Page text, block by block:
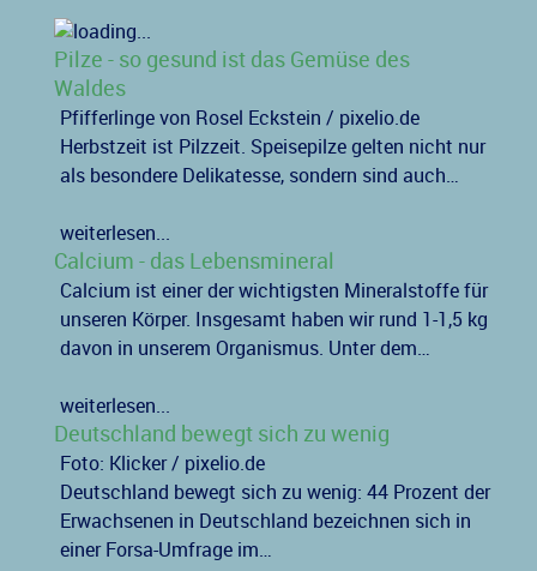
Pilze - so gesund ist das Gemüse des
Waldes
Pfifferlinge von Rosel Eckstein / pixelio.de
Herbstzeit ist Pilzzeit. Speisepilze gelten nicht nur
als besondere Delikatesse, sondern sind auch…
weiterlesen...
Calcium - das Lebensmineral
Calcium ist einer der wichtigsten Mineralstoffe für
unseren Körper. Insgesamt haben wir rund 1-1,5 kg
davon in unserem Organismus. Unter dem…
weiterlesen...
Deutschland bewegt sich zu wenig
Foto: Klicker / pixelio.de
Deutschland bewegt sich zu wenig: 44 Prozent der
Erwachsenen in Deutschland bezeichnen sich in
einer Forsa-Umfrage im…